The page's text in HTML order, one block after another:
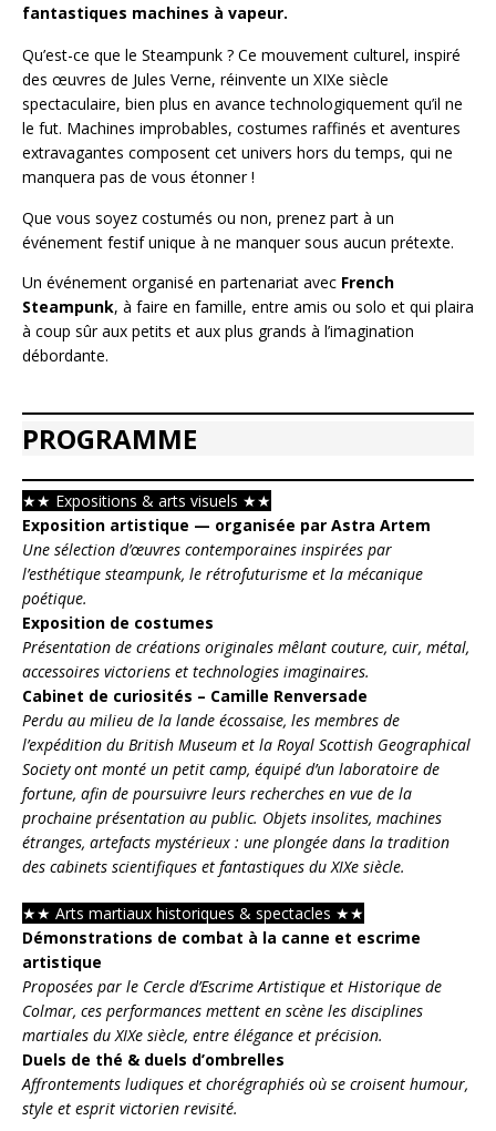
fantastiques machines à vapeur.
Qu’est-ce que le Steampunk ? Ce mouvement culturel, inspiré
des œuvres de Jules Verne, réinvente un XIXe siècle
spectaculaire, bien plus en avance technologiquement qu’il ne
le fut. Machines improbables, costumes raffinés et aventures
extravagantes composent cet univers hors du temps, qui ne
manquera pas de vous étonner !​​
Que vous soyez costumés ou non, prenez part à un
événement festif unique à ne manquer sous aucun prétexte.​​
Un événement organisé en partenariat avec French
Steampunk, à faire en famille, entre amis ou solo et qui plaira
à coup sûr aux petits et aux plus grands à l’imagination
débordante.
PROGRAMME
★★ Expositions & arts visuels ★★
Exposition artistique — organisée par Astra Artem
Une sélection d’œuvres contemporaines inspirées par
l’esthétique steampunk, le rétrofuturisme et la mécanique
poétique.
Exposition de costumes
Présentation de créations originales mêlant couture, cuir, métal,
accessoires victoriens et technologies imaginaires.
Cabinet de curiosités – Camille Renversade
Perdu au milieu de la lande écossaise, les membres de
l’expédition du British Museum et la Royal Scottish Geographical
Society ont monté un petit camp, équipé d’un laboratoire de
fortune, afin de poursuivre leurs recherches en vue de la
prochaine présentation au public. Objets insolites, machines
étranges, artefacts mystérieux : une plongée dans la tradition
des cabinets scientifiques et fantastiques du XIXe siècle.
★★ Arts martiaux historiques & spectacles ★★
Démonstrations de combat à la canne et escrime
artistique
Proposées par le Cercle d’Escrime Artistique et Historique de
Colmar, ces performances mettent en scène les disciplines
martiales du XIXe siècle, entre élégance et précision.
Duels de thé & duels d’ombrelles
Affrontements ludiques et chorégraphiés où se croisent humour,
style et esprit victorien revisité.